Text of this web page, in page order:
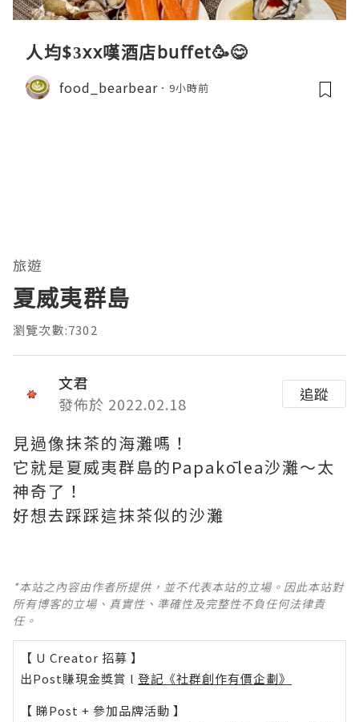
人均$3xx嘆酒店buffet🥳😋
food_bearbear 9小時前
旅遊
夏威夷群島
瀏覽次數:7302
文君
發佈於 2022.02.18
追蹤
見過像抹茶的海灘嗎！
它就是夏威夷群島的Papakōlea沙灘～太
神奇了！
好想去踩踩這抹茶似的沙灘
*本站之內容由作者所提供，並不代表本站的立場。因此本站對
所有博客的立場、真實性、準確性及完整性不負任何法律責
任。
【 U Creator 招募 】
出Post賺現金獎賞 l 登記《社群創作有價企劃》
【 睇Post + 參加品牌活動 】